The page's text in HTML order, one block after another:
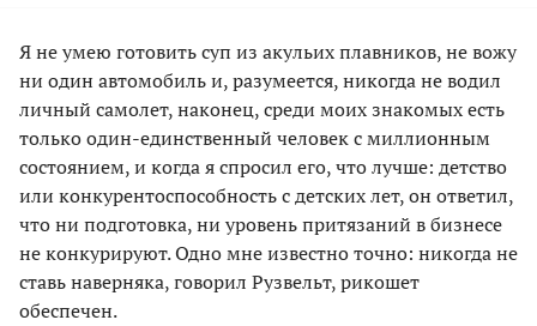
Я не умею готовить суп из акульих плавников, не вожу
ни один автомобиль и, разумеется, никогда не водил
личный самолет, наконец, среди моих знакомых есть
только один-единственный человек с миллионным
состоянием, и когда я спросил его, что лучше: детство
или конкурентоспособность с детских лет, он ответил,
что ни подготовка, ни уровень притязаний в бизнесе
не конкурируют. Одно мне известно точно: никогда не
ставь наверняка, говорил Рузвельт, рикошет
обеспечен.